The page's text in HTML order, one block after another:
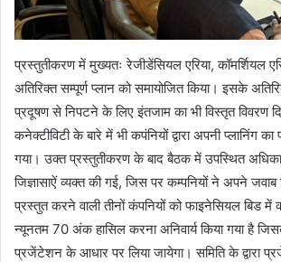
प्रस्तुतीकरण में मुख्यतः रेजीडेंसियल एरिया, कॉमर्शियल
अतिरिक्त सम्पूर्ण प्लान को समायोजित किया। इसके
प्रदूषण से निपटने के लिए इंतजाम का भी विस्तृत विवरण
कनेक्टीविटी के बारे में भी कपंनियों द्वारा अपनी प्लानिंग
गया। उक्त प्रस्तुतीकरण के बाद बैठक में उपस्थित
जिज्ञासाऐं व्यक्त की गई, जिस पर कम्पनियों ने अपने
प्रस्तुत करने वाली तीनों कंपनियों को फाइनेसियल बिड में
न्यूनतम 70 अंक हासिल करना अनिवार्य किया गया है
प्रजेंटेशन के आधार पर लिया जायेगा। समिति के द्वारा